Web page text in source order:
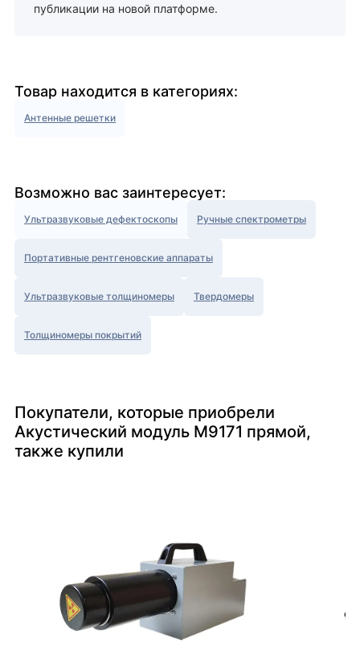
публикации на новой платформе.
Товар находится в категориях:
Антенные решетки
Возможно вас заинтересует:
Ультразвуковые дефектоскопы Ручные спектрометры
Портативные рентгеновские аппараты
Ультразвуковые толщиномеры Твердомеры
Толщиномеры покрытий
Покупатели, которые приобрели
Акустический модуль М9171 прямой,
также купили